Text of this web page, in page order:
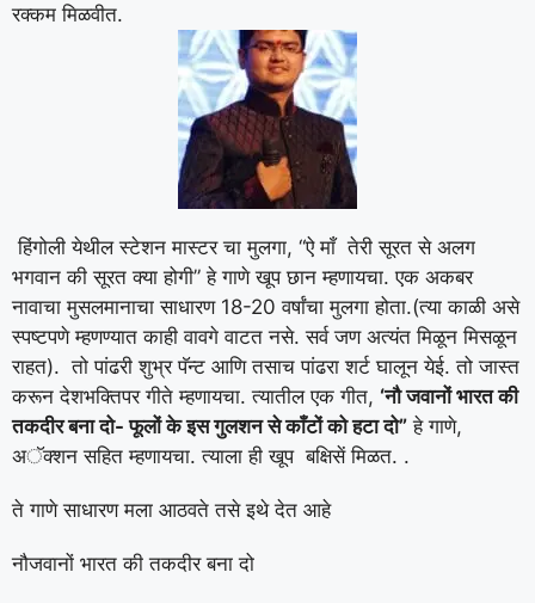
रक्कम मिळवीत.
हिंगोली येथील स्टेशन मास्टर चा मुलगा, “ऐ माँ तेरी सूरत से अलग
भगवान की सूरत क्या होगी” हे गाणे खूप छान म्हणायचा. एक अकबर
नावाचा मुसलमानाचा साधारण 18-20 वर्षांचा मुलगा होता.(त्या काळी असे
स्पष्टपणे म्हणण्यात काही वावगे वाटत नसे. सर्व जण अत्यंत मिळून मिसळून
राहत). तो पांढरी शुभ्र पॅन्ट आणि तसाच पांढरा शर्ट घालून येई. तो जास्त
करून देशभक्तिपर गीते म्हणायचा. त्यातील एक गीत, ‘नौ जवानों भारत की
तकदीर बना दो- फूलों के इस गुलशन से काँटों को हटा दो” हे गाणे,
अॅक्शन सहित म्हणायचा. त्याला ही खूप बक्षिसें मिळत. .
ते गाणे साधारण मला आठवते तसे इथे देत आहे
नौजवानों भारत की तकदीर बना दो